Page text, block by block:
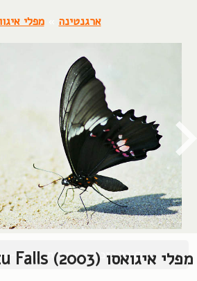
ארגנטינה »מפלי
מפלי איגואסו (2003) Iguazu Falls© כל הזכויות שמורות, 2004-2026, אורן שץ